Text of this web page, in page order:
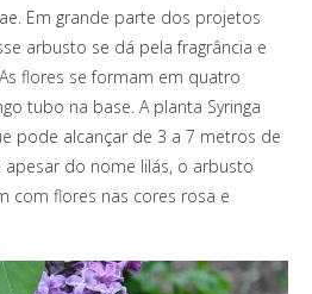
Em grande parte dos projetos
arbusto se dá pela fragrância e
flores se formam em quatro
tubo na base. A planta Syringa
pode alcançar de 3 a 7 metros de
apesar do nome lilás, o arbusto
com flores nas cores rosa e